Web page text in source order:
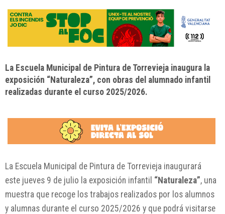
La Escuela Municipal de Pintura de Torrevieja inaugura la
exposición “Naturaleza”, con obras del alumnado infantil
realizadas durante el curso 2025/2026.
La Escuela Municipal de Pintura de Torrevieja inaugurará
este jueves 9 de julio la exposición infantil “Naturaleza”, una
muestra que recoge los trabajos realizados por los alumnos
y alumnas durante el curso 2025/2026 y que podrá visitarse